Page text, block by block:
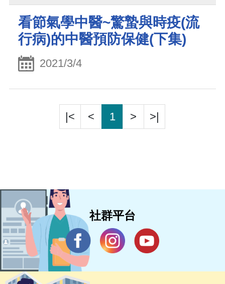
看節氣學中醫~驚蟄與時疫(流
行病)的中醫預防保健(下集)
2021/3/4
|< < 1 > >|
社群平台